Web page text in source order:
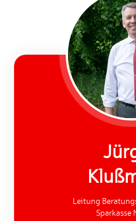
Leitung
Sparkasse